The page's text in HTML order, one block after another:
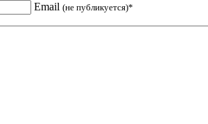
Email (не публикуется)*